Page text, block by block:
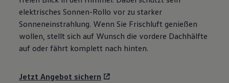
elektrisches Sonnen-Rollo vor zu starker
Sonneneinstrahlung. Wenn Sie Frischluft genießen
wollen, stellt sich auf Wunsch die vordere Dachhälfte
auf oder fährt komplett nach hinten.
Jetzt Angebot sichern